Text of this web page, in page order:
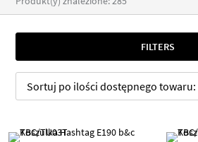
FILTERS
Sortuj po ilości dostępnego towaru: